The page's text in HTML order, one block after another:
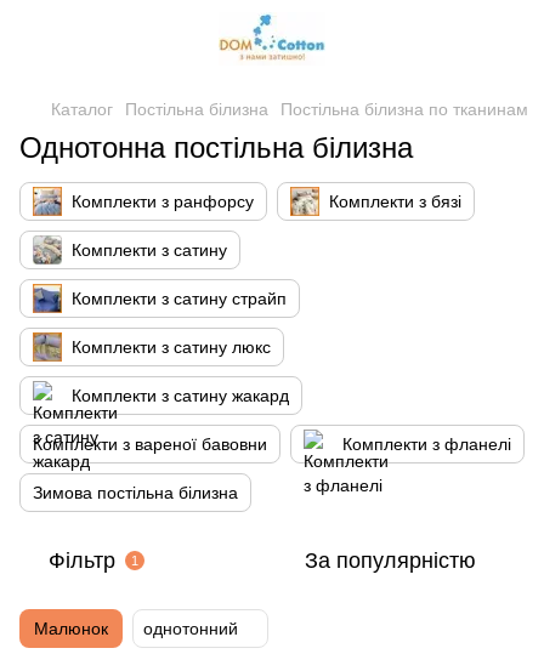
Каталог Постільна білизна Постільна білизна по тканинам
Однотонна постільна білизна
Комплекти з ранфорсу Комплекти з бязі
Комплекти з сатину
Комплекти з сатину страйп
Комплекти з сатину люкс
Комплекти з сатину жакард
Комплекти з вареної бавовни Комплекти з фланелі
Зимова постільна білизна
Фільтр 1 За популярністю
Малюнок однотонний